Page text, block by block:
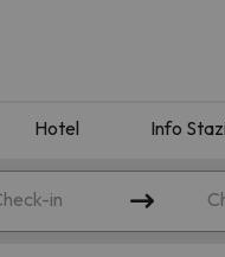
Hotel Info
in